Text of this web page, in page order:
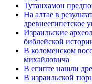
Тутанхамон
На алтае в
древнеегипетское
Израильские
библейской
В коломенском
михайловича
В египте нашли
В израильской